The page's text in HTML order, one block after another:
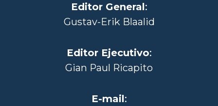
Editor General:
Gustav-Erik Blaalid
Editor Ejecutivo:
Gian Paul Ricapito
E-mail: